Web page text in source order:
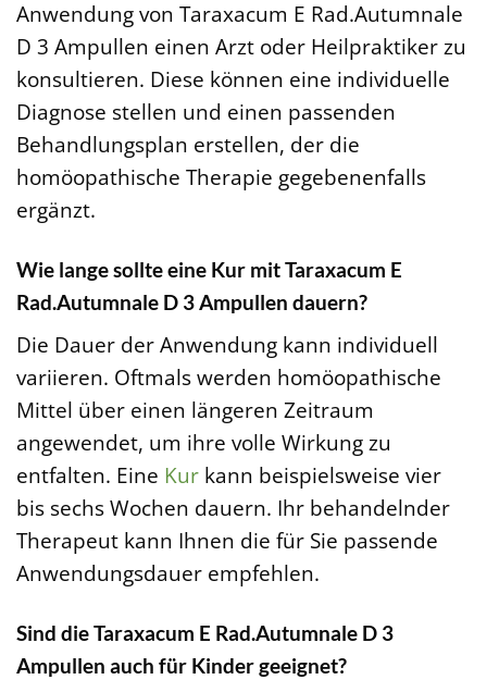
Anwendung von Taraxacum E Rad.Autumnale
D 3 Ampullen einen Arzt oder Heilpraktiker zu
konsultieren. Diese können eine individuelle
Diagnose stellen und einen passenden
Behandlungsplan erstellen, der die
homöopathische Therapie gegebenenfalls
ergänzt.
Wie lange sollte eine Kur mit Taraxacum E
Rad.Autumnale D 3 Ampullen dauern?
Die Dauer der Anwendung kann individuell
variieren. Oftmals werden homöopathische
Mittel über einen längeren Zeitraum
angewendet, um ihre volle Wirkung zu
entfalten. Eine Kur kann beispielsweise vier
bis sechs Wochen dauern. Ihr behandelnder
Therapeut kann Ihnen die für Sie passende
Anwendungsdauer empfehlen.
Sind die Taraxacum E Rad.Autumnale D 3
Ampullen auch für Kinder geeignet?